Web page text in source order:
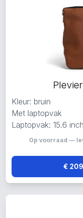
Kleur: bruin
Met laptopvak
Laptopvak: 15.6 inch
Op voorraad —
€